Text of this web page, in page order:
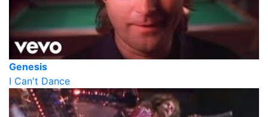
Genesis
I Can't Dance